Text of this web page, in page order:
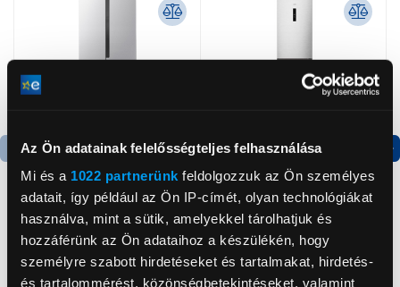
Az Ön adatainak felelősségteljes felhasználása
Mi és a 1022 partnerünk feldolgozzuk az Ön személyes
adatait, így például az Ön IP-címét, olyan technológiákat
használva, mint a sütik, amelyekkel tárolhatjuk és
hozzáférünk az Ön adataihoz a készülékén, hogy
személyre szabott hirdetéseket és tartalmakat, hirdetés-
és tartalommérést, közönségbetekintéseket, valamint
Termék adatlap
Gorenje NRS8182KX Side
Termék adatlap
Gorenje N619EAXL4
kombinált hűtőszekrény